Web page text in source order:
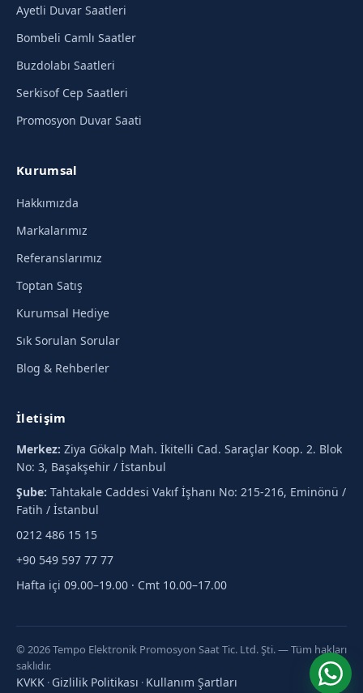
Ayetli Duvar Saatleri
Bombeli Camlı Saatler
Buzdolabı Saatleri
Serkisof Cep Saatleri
Promosyon Duvar Saati
Kurumsal
Hakkımızda
Markalarımız
Referanslarımız
Toptan Satış
Kurumsal Hediye
Sık Sorulan Sorular
Blog & Rehberler
İletişim
Merkez: Ziya Gökalp Mah. İkitelli Cad. Saraçlar Koop. 2. Blok
No: 3, Başakşehir / İstanbul
Şube: Tahtakale Caddesi Vakıf İşhanı No: 215-216, Eminönü /
Fatih / İstanbul
0212 486 15 15
+90 549 597 77 77
Hafta içi 09.00–19.00 · Cmt 10.00–17.00
© 2026 Tempo Elektronik Promosyon Saat Tic. Ltd. Şti. — Tüm hakları
saklıdır.
KVKK · Gizlilik Politikası · Kullanım Şartları